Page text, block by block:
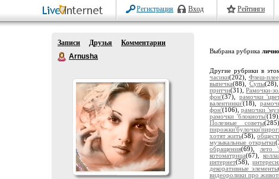
Регистрация Вход Рейтинги
Записи Друзья
Комментарии
Arnusha
Выбрана рубрика
Другие рубрики в
часики(202), Флеш-
выпечка(88),Супы(28),
притчи(31),Рамочки-
фон'(37), рамочки
валентинки'(18),
фон'(106),рамочки
рамочки 'блокноты'
Полезные советы
хотят жить(58),
музыкальные открытки
обращения(69), лето
котоматрица(67),
интернет(58),
декоративные элементы
видеоролики про